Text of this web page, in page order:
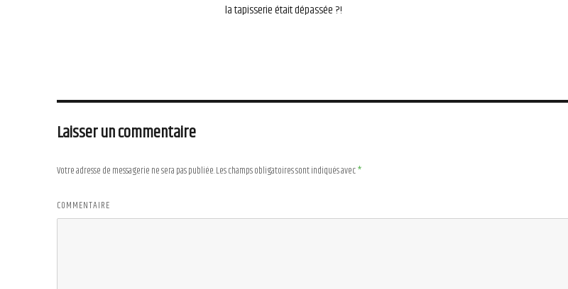
la tapisserie était dépassée ?!
Laisser un commentaire
Votre adresse de messagerie ne sera pas publiée.Les champs obligatoires sont indiqués avec*
COMMENTAIRE